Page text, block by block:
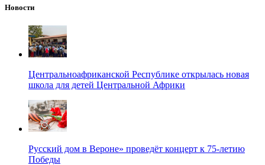
Новости
Центральноафриканской Республике открылась новая
школа для детей Центральной Африки
Русский дом в Вероне» проведёт концерт к 75-летию
Победы